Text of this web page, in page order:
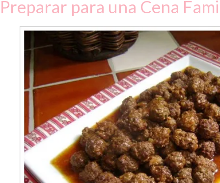
Preparar para una Cena